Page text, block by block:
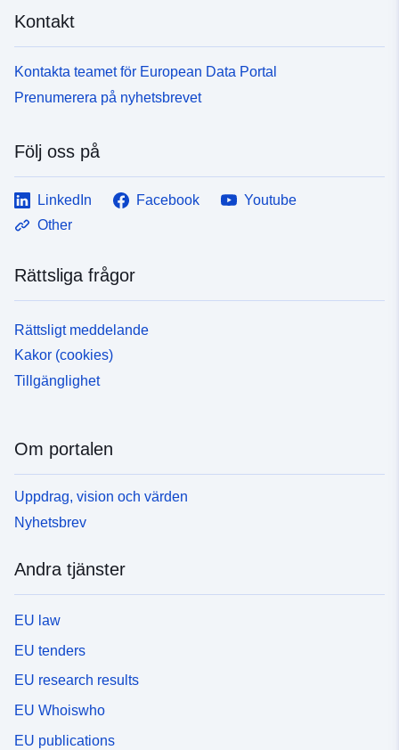
Kontakt
Kontakta teamet för European Data Portal
Prenumerera på nyhetsbrevet
Följ oss på
LinkedIn Facebook
Youtube
Other
Rättsliga frågor
Rättsligt meddelande
Kakor (cookies)
Tillgänglighet
Om portalen
Uppdrag, vision och värden
Nyhetsbrev
Andra tjänster
EU law
EU tenders
EU research results
EU Whoiswho
EU publications